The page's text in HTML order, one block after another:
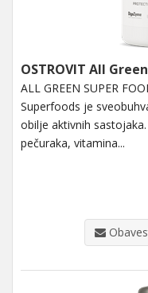
OSTROVIT All
ALL GREEN SUPER
Superfoods je
obilje aktivnih
pečuraka, vitamina...